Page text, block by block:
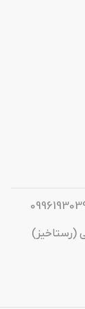
(رستاخیز)